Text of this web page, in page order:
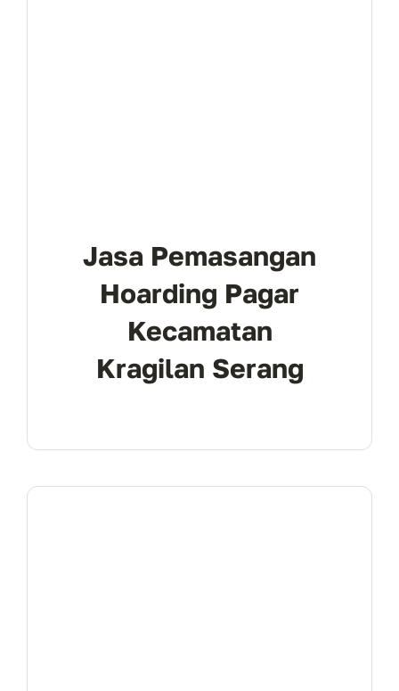
Jasa Pemasangan
Hoarding Pagar
Kecamatan
Kragilan Serang